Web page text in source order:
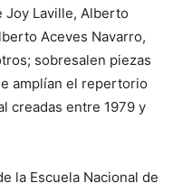
Joy Laville, Alberto
Aceves Navarro,
sobresalen piezas
amplían el repertorio
creadas entre 1979 y
la Escuela Nacional de